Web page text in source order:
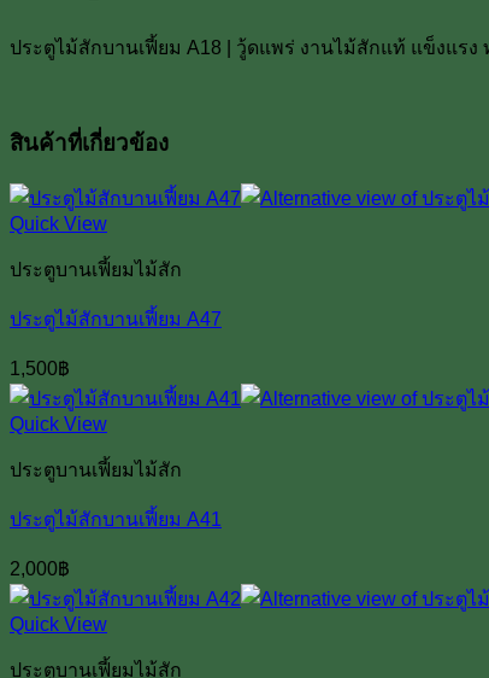
ประตูไม้สักบานเฟี้ยม A18 | วู้ดแพร่ งานไม้สักแท้ แข็งแร
สินค้าที่เกี่ยวข้อง
Quick View
ประตูบานเฟี้ยมไม้สัก
ประตูไม้สักบานเฟี้ยม A47
1,500฿
Quick View
ประตูบานเฟี้ยมไม้สัก
ประตูไม้สักบานเฟี้ยม A41
2,000฿
Quick View
ประตูบานเฟี้ยมไม้สัก